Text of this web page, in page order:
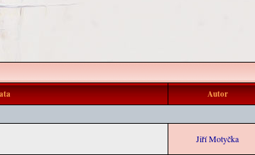
Autor
Jiří Motyčka